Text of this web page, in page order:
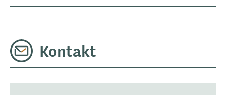
Kontakt